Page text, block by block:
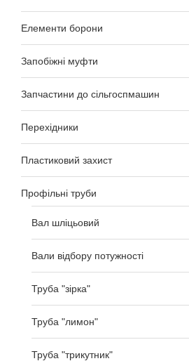
Елементи борони
Запобіжні муфти
Запчастини до сільгоспмашин
Перехідники
Пластиковий захист
Профільні труби
Вал шліцьовий
Вали відбору потужності
Труба "зірка"
Труба "лимон"
Труба "трикутник"